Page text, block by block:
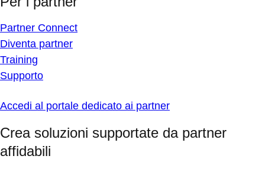
Partner Connect
Diventa partner
Training
Supporto
Accedi al portale dedicato ai partner
Crea soluzioni supportate da partner
affidabili